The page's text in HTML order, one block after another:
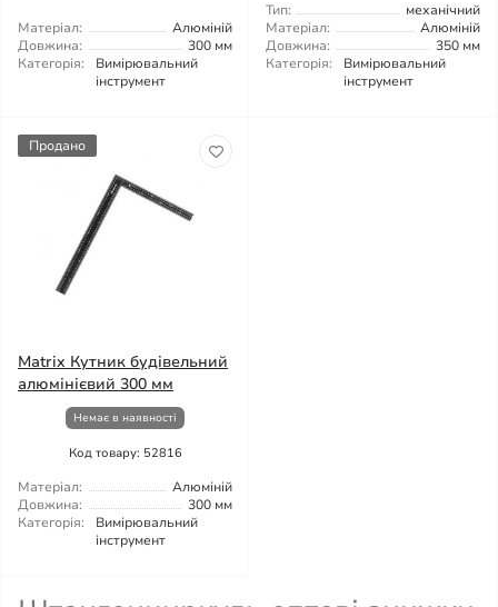
Матеріал:
Алюміній
Довжина:
300 мм
Категорія:
Вимірювальний
інструмент
Тип:
механічний
Матеріал:
Алюміній
Довжина:
350 мм
Категорія:
Вимірювальний
інструмент
Продано
Matrix Кутник будівельний
алюмінієвий 300 мм
Немає в наявності
Код товару: 52816
Матеріал:
Алюміній
Довжина:
300 мм
Категорія:
Вимірювальний
інструмент